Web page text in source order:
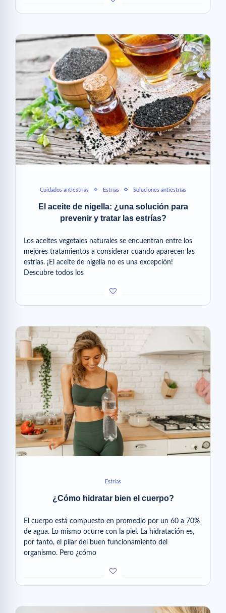
Cuidados antiestrías Estrías Soluciones antiestrías
El aceite de nigella: ¿una solución para
prevenir y tratar las estrías?
Los aceites vegetales naturales se encuentran entre los
mejores tratamientos a considerar cuando aparecen las
estrías. ¡El aceite de nigella no es una excepción!
Descubre todos los
Estrías
¿Cómo hidratar bien el cuerpo?
El cuerpo está compuesto en promedio por un 60 a 70%
de agua. Lo mismo ocurre con la piel. La hidratación es,
por tanto, el pilar del buen funcionamiento del
organismo. Pero ¿cómo